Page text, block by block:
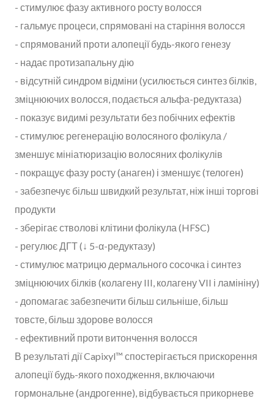
- стимулює фазу активного росту волосся
- гальмує процеси, спрямовані на старіння волосся
- спрямований проти алопеції будь-якого генезу
- надає протизапальну дію
- відсутній синдром відміни (усилюється синтез білків,
зміцнюючих волосся, подається альфа-редуктаза)
- показує видимі результати без побічних ефектів
- стимулює регенерацію волосяного фолікула /
зменшує мініатюризацію волосяних фолікулів
- покращує фазу росту (анаген) і зменшує (телоген)
- забезпечує більш швидкий результат, ніж інші торгові
продукти
- зберігає стволові клітини фолікула (HFSC)
- регулює ДГТ (↓ 5-α-редуктазу)
- стимулює матрицю дермального сосочка і синтез
зміцнюючих білків (колагену III, колагену VII і ламініну)
- допомагає забезпечити більш сильніше, більш
товсте, більш здорове волосся
- ефективний проти витончення волосся
В результаті дії Capixyl™ спостерігається прискорення
алопеції будь-якого походження, включаючи
гормональне (андрогенне), відбувається прикорневе